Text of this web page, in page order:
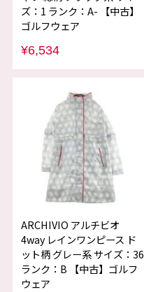
ズ：1 ランク：A- 【中古】
ゴルフウェア
¥6,534
ARCHIVIO アルチビオ
4way レインワンピース ド
ット柄 グレー系 サイズ：36
ランク：B 【中古】ゴルフ
ウェア